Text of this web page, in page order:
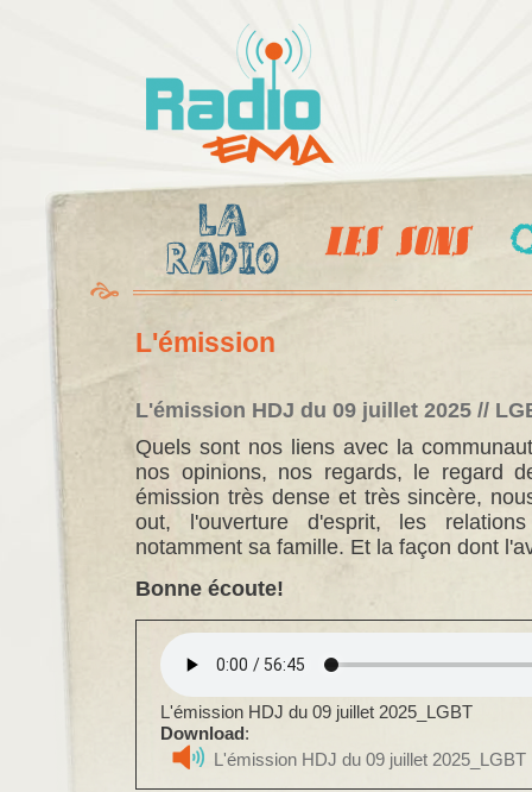
L'émission
L'émission HDJ du 09 juillet 2025 //
Quels sont nos liens avec la
nos opinions, nos regards, le regard
émission très dense et très sincère,
out, l'ouverture d'esprit, les
notamment sa famille. Et la façon dont
Bonne écoute!
L'émission HDJ du 09 juillet 2025_LGBT
Download:
L'émission HDJ du 09 juillet 2025_LGBT